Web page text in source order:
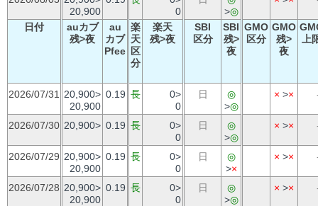
20,900
0
>◎
日付
auカブ
残>夜
au
カブ
Pfee
楽
天
区
分
楽天
残>夜
SBI
区分
SBI
残>
夜
GMO
区分
GMO
残>
夜
上
2026/07/31
20,900>
20,900
0.19 長
0>
0
日
◎
>◎
× >×
2026/07/30 20,900> 0.19 長
0>
0
日
◎
>◎
× >×
2026/07/29 20,900>
20,900
0.19 長
0>
0
日
◎
>×
× >×
2026/07/28 20,900>
20,900
0.19 長
0>
0
日
◎
>◎
× >×